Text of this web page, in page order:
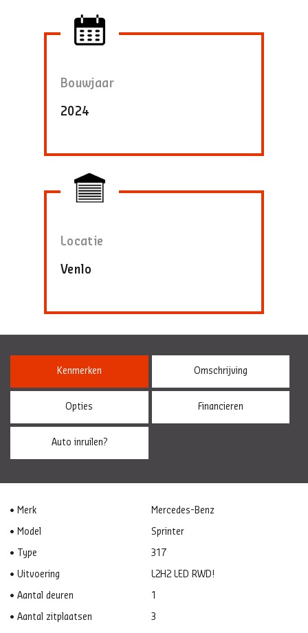
Bouwjaar
2024
Locatie
Venlo
Kenmerken Omschrijving
Opties Financieren
Auto inruilen?
Merk Mercedes-Benz
Model Sprinter
Type 317
Uitvoering L2H2 LED RWD!
Aantal deuren 1
Aantal zitplaatsen 3